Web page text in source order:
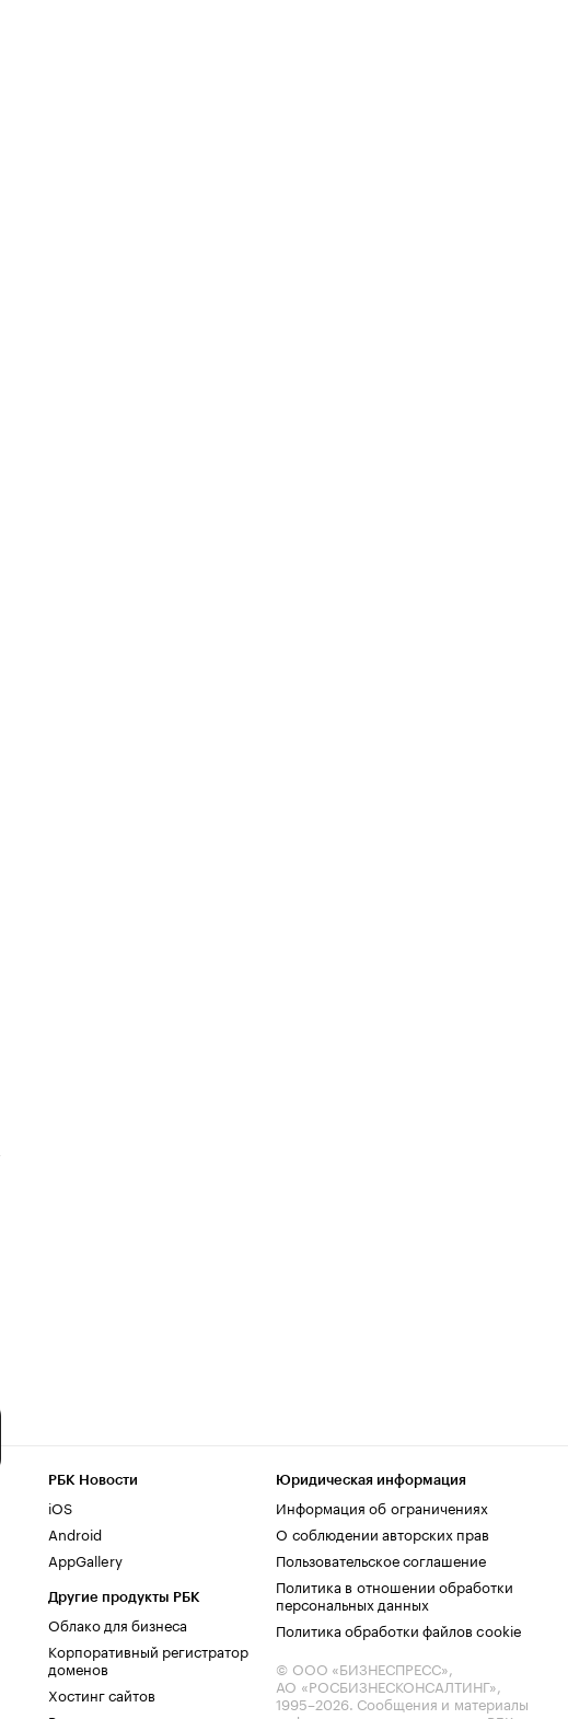
РБК Новости
iOS
Android
AppGallery
Другие продукты РБК
Облако для бизнеса
Корпоративный регистратор
доменов
Хостинг сайтов
Юридическая информация
Информация об ограничениях
О соблюдении авторских прав
Пользовательское соглашение
Политика в отношении обработки
персональных данных
Политика обработки файлов cookie
© ООО «БИЗНЕСПРЕСС»,
АО «РОСБИЗНЕСКОНСАЛТИНГ»,
1995–2026. Сообщения и материалы